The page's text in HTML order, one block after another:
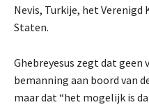
Nevis, Turkije, het Verenigd
Staten.
Ghebreyesus zegt dat geen
bemanning aan boord van
maar dat “het mogelijk is